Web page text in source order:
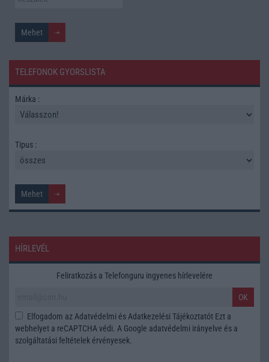
TELEFONOK GYORSLISTA
Márka :
Tipus :
HÍRLEVÉL
Feliratkozás a Telefonguru ingyenes hírlevelére
OK
Elfogadom az Adatvédelmi és Adatkezelési Tájékoztatót Ezt a
webhelyet a reCAPTCHA védi. A Google adatvédelmi irányelve és a
szolgáltatási feltételek érvényesek.